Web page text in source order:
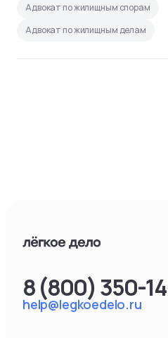
Адвокат по жилищным спорам
Адвокат по жилищным делам
help@legkoedelo.ru
8 (800) 350-